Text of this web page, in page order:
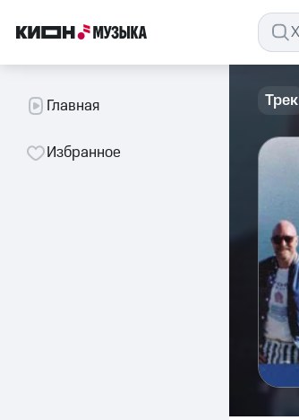
Главная
Избранное
Трек